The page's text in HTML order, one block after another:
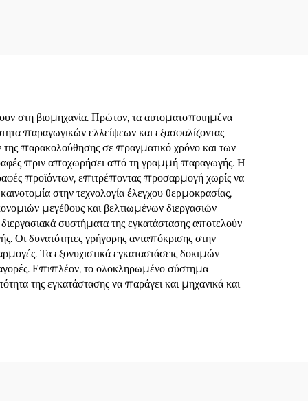
στη βιομηχανία. Πρώτον, τα αυτοματοποιημένα
παραγωγικών ελλείψεων και εξασφαλίζοντας
της παρακολούθησης σε πραγματικό χρόνο και των
πριν αποχωρήσει από τη γραμμή παραγωγής. Η
προϊόντων, επιτρέποντας προσαρμογή χωρίς να
στην τεχνολογία έλεγχου θερμοκρασίας,
μεγέθους και βελτιωμένων διεργασιών
συστήματα της εγκατάστασης αποτελούν
Οι δυνατότητες γρήγορης ανταπόκρισης στην
Τα εξονυχιστικά εγκαταστάσεις δοκιμών
αγορές. Επιπλέον, το ολοκληρωμένο σύστημα
της εγκατάστασης να παράγει και μηχανικά και